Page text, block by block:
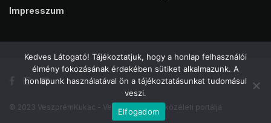
Impresszum
© 2023 VeszprémKukac - Veszprém online közéleti portálja
Kedves Látogató! Tájékoztatjuk, hogy a honlap felhasználói
élmény fokozásának érdekében sütiket alkalmazunk. A
honlapunk használatával ön a tájékoztatásunkat tudomásul
veszi.
Elfogadom